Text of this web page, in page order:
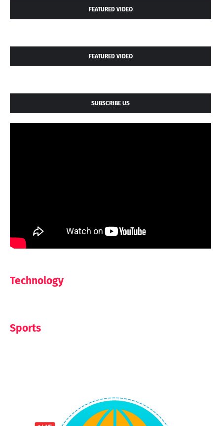
FEATURED VIDEO
FEATURED VIDEO
SUBSCRIBE US
Technology
Sports